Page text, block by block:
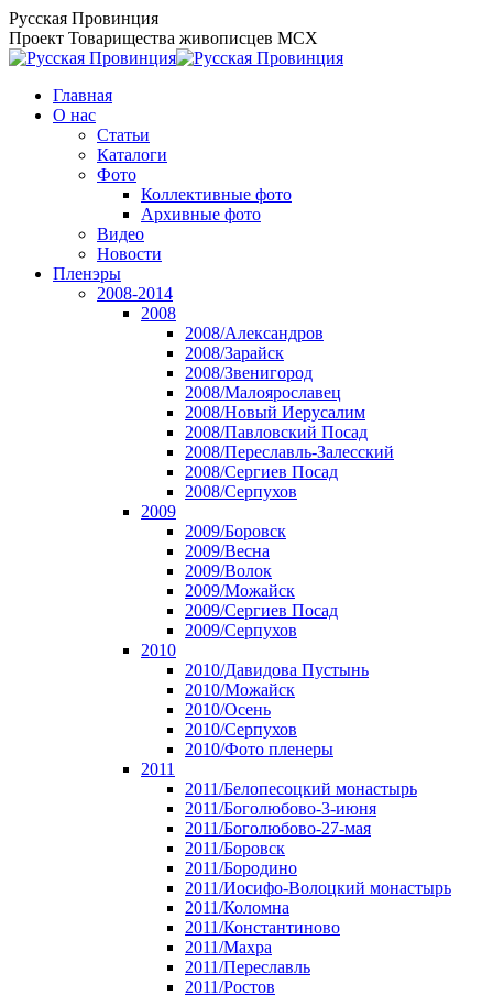
Перейти
к
содержанию
Русская Провинция
Проект Товарищества живописцев МСХ
Главная
О нас
Статьи
Каталоги
Фото
Коллективные фото
Архивные фото
Видео
Новости
Пленэры
2008-2014
2008
2008/Александров
2008/Зарайск
2008/Звенигород
2008/Малоярославец
2008/Новый Иерусалим
2008/Павловский Посад
2008/Переславль-Залесский
2008/Сергиев Посад
2008/Серпухов
2009
2009/Боровск
2009/Весна
2009/Волок
2009/Можайск
2009/Сергиев Посад
2009/Серпухов
2010
2010/Давидова Пустынь
2010/Можайск
2010/Осень
2010/Серпухов
2010/Фото пленеры
2011
2011/Белопесоцкий монастырь
2011/Боголюбово-3-июня
2011/Боголюбово-27-мая
2011/Боровск
2011/Бородино
2011/Иосифо-Волоцкий монастырь
2011/Коломна
2011/Константиново
2011/Махра
2011/Переславль
2011/Ростов